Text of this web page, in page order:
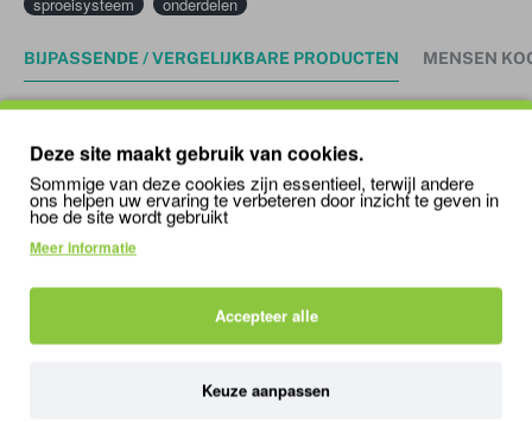
BIJPASSENDE / VERGELIJKBARE PRODUCTEN MENSEN
Exo Terra Multi Vitamine Poeder Supplement 70g
14,95
'); mywindow.document.close(); mywindow.focus();
Deze site maakt gebruik van cookies.
Sommige van deze cookies zijn essentieel, terwijl andere
ons helpen uw ervaring te verbeteren door inzicht te geven in
hoe de site wordt gebruikt
Meer informatie
Accepteer alle
Keuze aanpassen